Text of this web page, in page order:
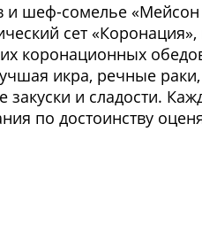
шеф-сомелье
сет
коронационных
икра, речные
и сладости.
по достоинству